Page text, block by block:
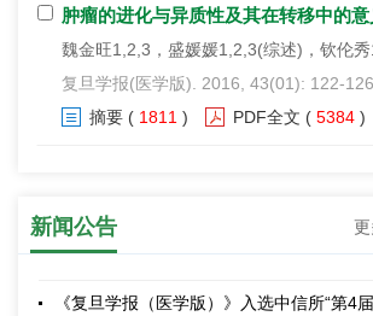
肿瘤的进化与异质性及其在转移中的意
魏金旺1,2,3，盛媛媛1,2,3(综述)，钦伦
复旦学报(医学版). 2016, 43(01): 122-126.
摘要 ( 1811 ) PDF全文 ( 5384 )
新闻公告
《复旦学报（医学版）》2019年第46卷第1
重点选题征稿启事
2018-01-17
国精品科技期刊”